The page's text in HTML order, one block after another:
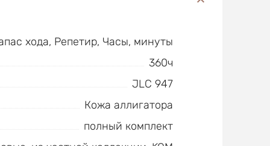
хода, Репетир, Часы, минуты
360ч
JLC 947
Кожа аллигатора
полный комплект